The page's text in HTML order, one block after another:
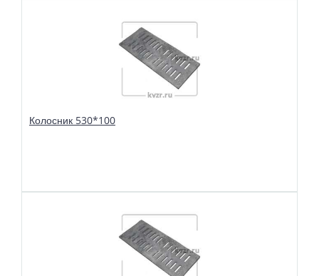
Колосники чугунные 520*250 применяются в слоевых топках
твердотопливных водогрейных и паровых котлов. Чтобы поддерживать в
топке устойчивый слой горящего топлива, дров, угля или брикетов, из
колосников собираются колосниковые решетки.
Колосник 530*100
Колосники чугунные 530*100 применяются в слоевых топках
твердотопливных водогрейных и паровых котлов. Чтобы поддерживать в
топке устойчивый слой горящего топлива, дров, угля или брикетов, из
колосников собираются колосниковые решетки.